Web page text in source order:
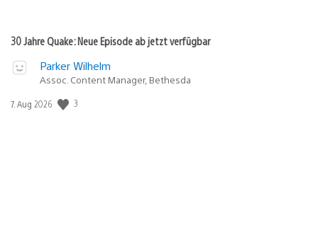
30 Jahre Quake: Neue Episode ab jetzt verfügbar
Parker Wilhelm
Assoc. Content Manager, Bethesda
Veröffentlichungsdatum:
7. Aug 2026 3